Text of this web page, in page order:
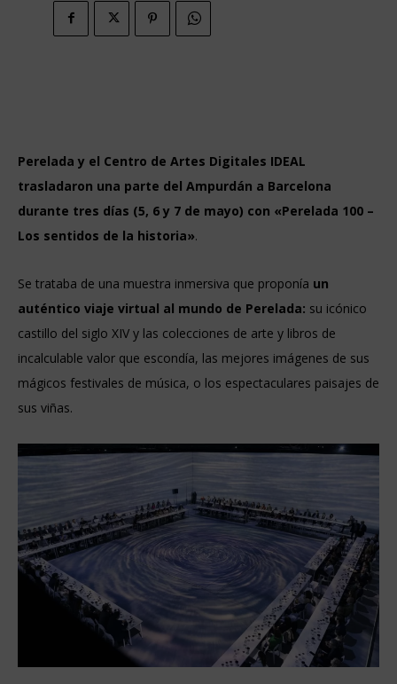
Perelada y el Centro de Artes Digitales IDEAL
trasladaron una parte del Ampurdán a Barcelona
durante tres días (5, 6 y 7 de mayo) con «Perelada 100 –
Los sentidos de la historia».
Se trataba de una muestra inmersiva que proponía un
auténtico viaje virtual al mundo de Perelada: su icónico
castillo del siglo XIV y las colecciones de arte y libros de
incalculable valor que escondía, las mejores imágenes de sus
mágicos festivales de música, o los espectaculares paisajes de
sus viñas.